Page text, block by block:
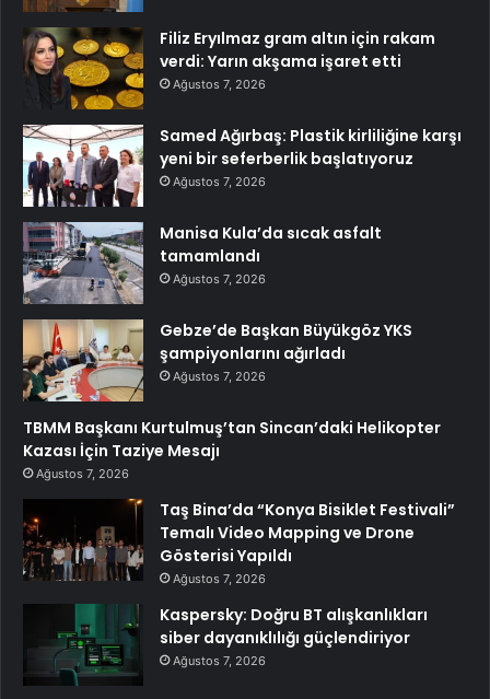
Filiz Eryılmaz gram altın için rakam
verdi: Yarın akşama işaret etti
Ağustos 7, 2026
Samed Ağırbaş: Plastik kirliliğine karşı
yeni bir seferberlik başlatıyoruz
Ağustos 7, 2026
Manisa Kula’da sıcak asfalt
tamamlandı
Ağustos 7, 2026
Gebze’de Başkan Büyükgöz YKS
şampiyonlarını ağırladı
Ağustos 7, 2026
TBMM Başkanı Kurtulmuş’tan Sincan’daki Helikopter
Kazası İçin Taziye Mesajı
Ağustos 7, 2026
Taş Bina’da “Konya Bisiklet Festivali”
Temalı Video Mapping ve Drone
Gösterisi Yapıldı
Ağustos 7, 2026
Kaspersky: Doğru BT alışkanlıkları
siber dayanıklılığı güçlendiriyor
Ağustos 7, 2026